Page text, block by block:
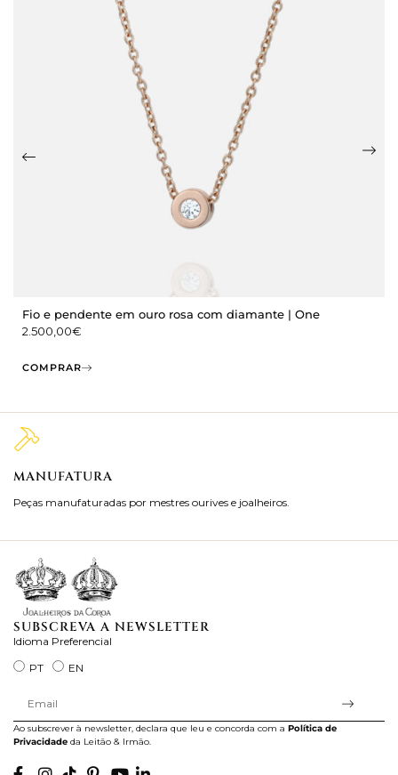
Fio e pendente em ouro rosa com diamante | One
2.500,00€
COMPRAR
MANUFATURA
Peças manufaturadas por mestres ourives e joalheiros.
SUBSCREVA A NEWSLETTER
Idioma Preferencial
PT
EN
Ao subscrever à newsletter, declara que leu e concorda com a Política de
Privacidade da Leitão & Irmão.